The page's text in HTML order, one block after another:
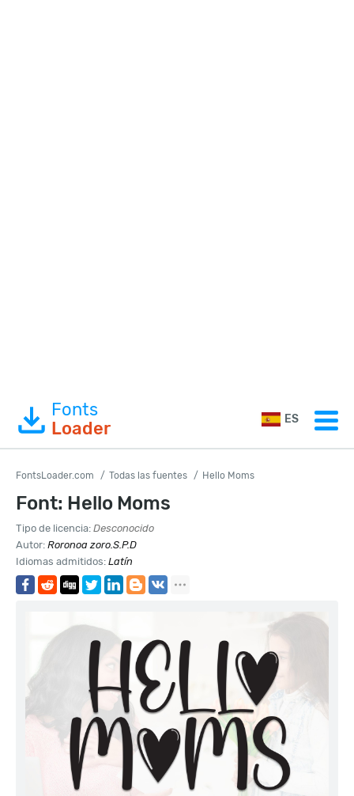
Fonts
Loader
ES
FontsLoader.com Todas las fuentes Hello Moms
Font: Hello Moms
Tipo de licencia: Desconocido
Autor: Roronoa zoro.S.P.D
Idiomas admitidos: Latín